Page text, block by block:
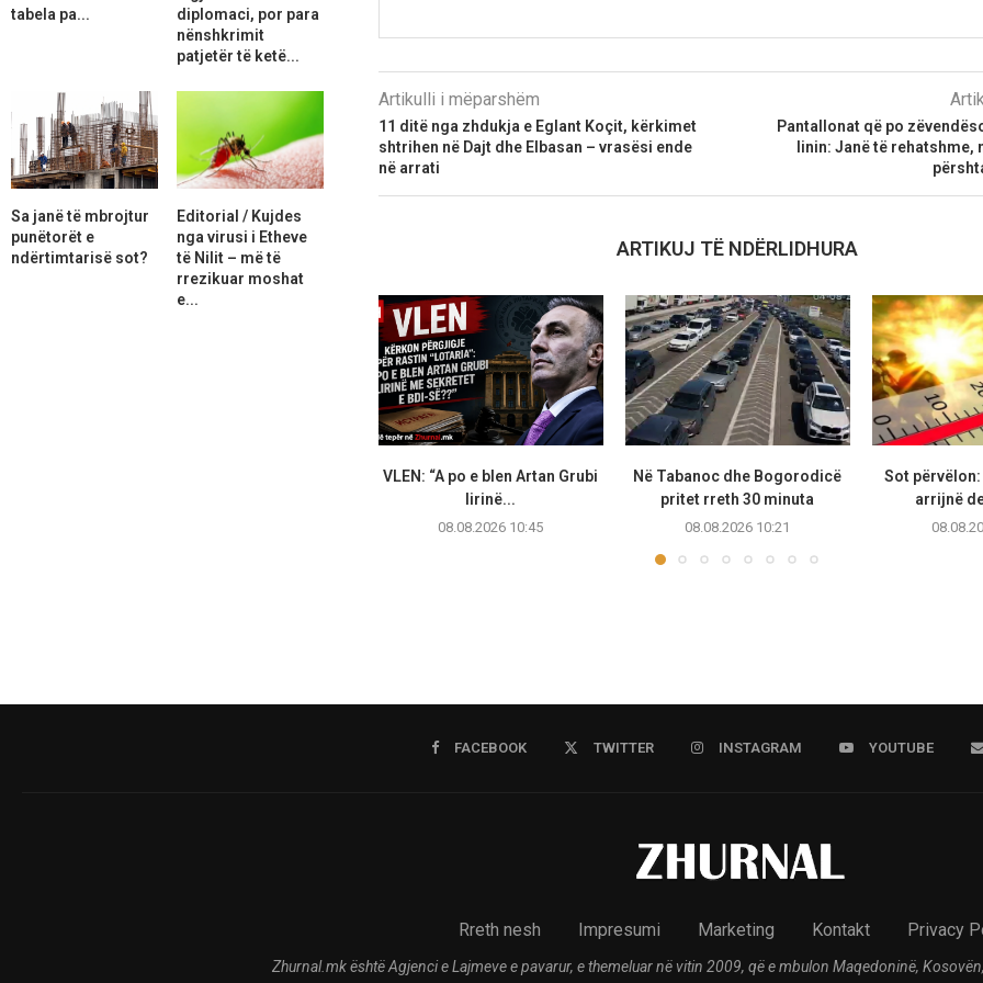
Artikulli i mëparshëm
11 ditë nga zhdukja e Eglant Koçit, kërkimet
shtrihen në Dajt dhe Elbasan – vrasësi ende
në arrati
Pantallonat që po
linin: Janë të rehatshme,
ARTIKUJ TË NDËRLIDHURA
VLEN: “A po e blen Artan Grubi
lirinë...
08.08.2026 10:45
Në Tabanoc dhe Bogorodicë
pritet rreth 30 minuta
08.08.2026 10:21
Sot
arrijnë
tabela pa...
diplomaci, por para
nënshkrimit
patjetër të ketë...
Sa janë të mbrojtur
punëtorët e
ndërtimtarisë sot?
Editorial / Kujdes
nga virusi i Etheve
të Nilit – më të
rrezikuar moshat
e...
FACEBOOK TWITTER INSTAGRAM YOUTUBE
Rreth nesh Impresumi Marketing Kontakt Privacy
Zhurnal.mk është Agjenci e Lajmeve e pavarur, e themeluar në vitin 2009, që e mbulon Maqedoninë,